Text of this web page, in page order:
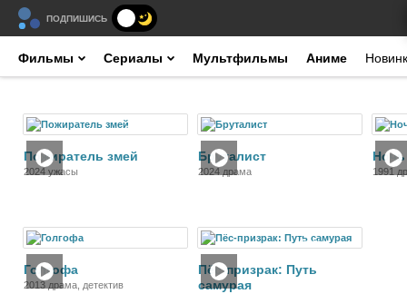
ПОДПИШИСЬ
Фильмы Сериалы Мультфильмы Аниме
Фильм
Пожиратель змей
2024 ужасы
Бруталист
2024 драма 1991
Голгофа
2013 драма, детектив
Фильм
Пёс-призрак: Путь
самурая